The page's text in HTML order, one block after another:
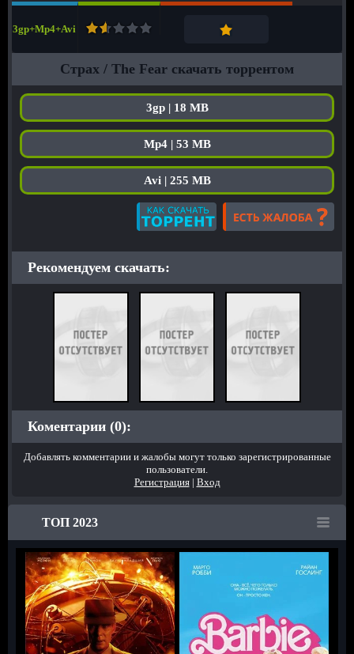
3gp+Mp4+Avi
Страх / The Fear скачать торрентом
3gp | 18 MB
Mp4 | 53 MB
Avi | 255 MB
Рекомендуем скачать:
Коментарии (0):
Добавлять комментарии и жалобы могут только зарегистрированные
пользователи.
Регистрация| Вход
ТОП 2023